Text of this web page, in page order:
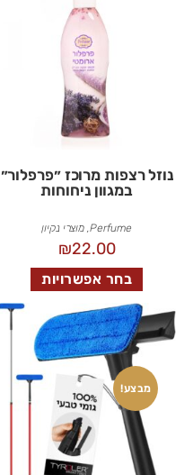
נוזל רצפות מרוכז ״פרפלור״
במגוון ניחוחות
Perfume
, מוצרי נקיון
₪22.00
בחר אפשרויות
מבצע!